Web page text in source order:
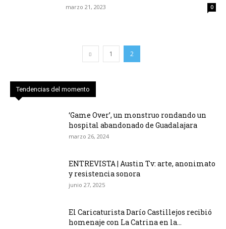
marzo 21, 2023 0
1 2
Tendencias del momento
‘Game Over’, un monstruo rondando un
hospital abandonado de Guadalajara
marzo 26, 2024
ENTREVISTA | Austin Tv: arte, anonimato
y resistencia sonora
junio 27, 2025
El Caricaturista Darío Castillejos recibió
homenaje con La Catrina en la...